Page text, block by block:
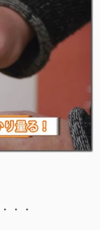
・・・